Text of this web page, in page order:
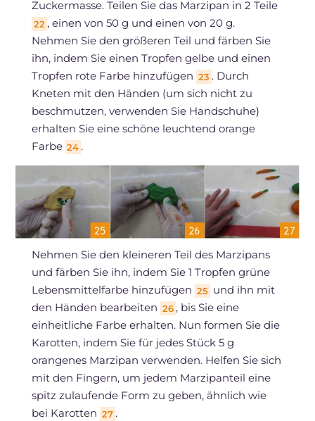
Zuckermasse. Teilen Sie das Marzipan in 2 Teile
22 , einen von 50 g und einen von 20 g.
Nehmen Sie den größeren Teil und färben Sie
ihn, indem Sie einen Tropfen gelbe und einen
Tropfen rote Farbe hinzufügen 23 . Durch
Kneten mit den Händen (um sich nicht zu
beschmutzen, verwenden Sie Handschuhe)
erhalten Sie eine schöne leuchtend orange
Farbe 24 .
Nehmen Sie den kleineren Teil des Marzipans
und färben Sie ihn, indem Sie 1 Tropfen grüne
Lebensmittelfarbe hinzufügen 25 und ihn mit
den Händen bearbeiten 26 , bis Sie eine
einheitliche Farbe erhalten. Nun formen Sie die
Karotten, indem Sie für jedes Stück 5 g
orangenes Marzipan verwenden. Helfen Sie sich
mit den Fingern, um jedem Marzipanteil eine
spitz zulaufende Form zu geben, ähnlich wie
bei Karotten 27 .